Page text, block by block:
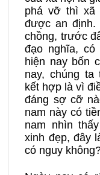
phá vỡ thì xã
được an
chồng, trước
đạo nghĩa,
hiện nay bốn
nay, chúng ta
kết hợp là vì
đáng sợ cỡ
nam này có
nam nhìn
xinh đẹp, đây
có nguy